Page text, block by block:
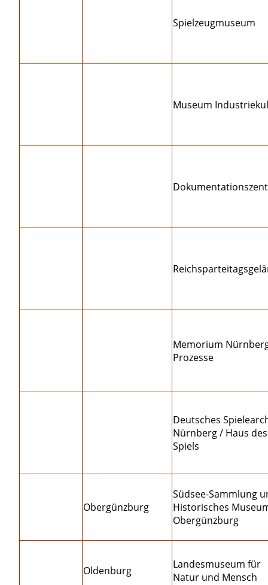
Spielzeugmuseum
Museum
Memorium
Prozesse
Deutsches
Nürnberg / Haus des
Spiels
Obergünzburg
Südsee-Sammlung
Historisches
Obergünzburg
Oldenburg
Landesmuseum für
Natur und Mensch